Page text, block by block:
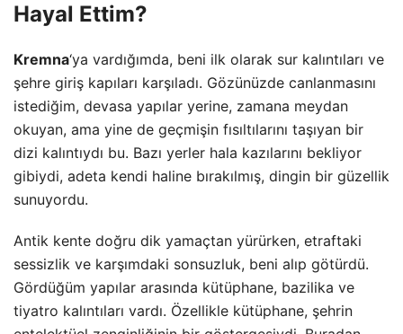
Hayal Ettim?
Kremna‘ya vardığımda, beni ilk olarak sur kalıntıları ve
şehre giriş kapıları karşıladı. Gözünüzde canlanmasını
istediğim, devasa yapılar yerine, zamana meydan
okuyan, ama yine de geçmişin fısıltılarını taşıyan bir
dizi kalıntıydı bu. Bazı yerler hala kazılarını bekliyor
gibiydi, adeta kendi haline bırakılmış, dingin bir güzellik
sunuyordu.
Antik kente doğru dik yamaçtan yürürken, etraftaki
sessizlik ve karşımdaki sonsuzluk, beni alıp götürdü.
Gördüğüm yapılar arasında kütüphane, bazilika ve
tiyatro kalıntıları vardı. Özellikle kütüphane, şehrin